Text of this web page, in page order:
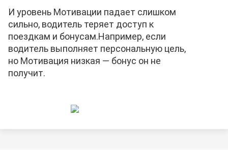
И уровень Мотивации падает слишком
сильно, водитель теряет доступ к
поездкам и бонусам.Например, если
водитель выполняет персональную цель,
но Мотивация низкая — бонус он не
получит.